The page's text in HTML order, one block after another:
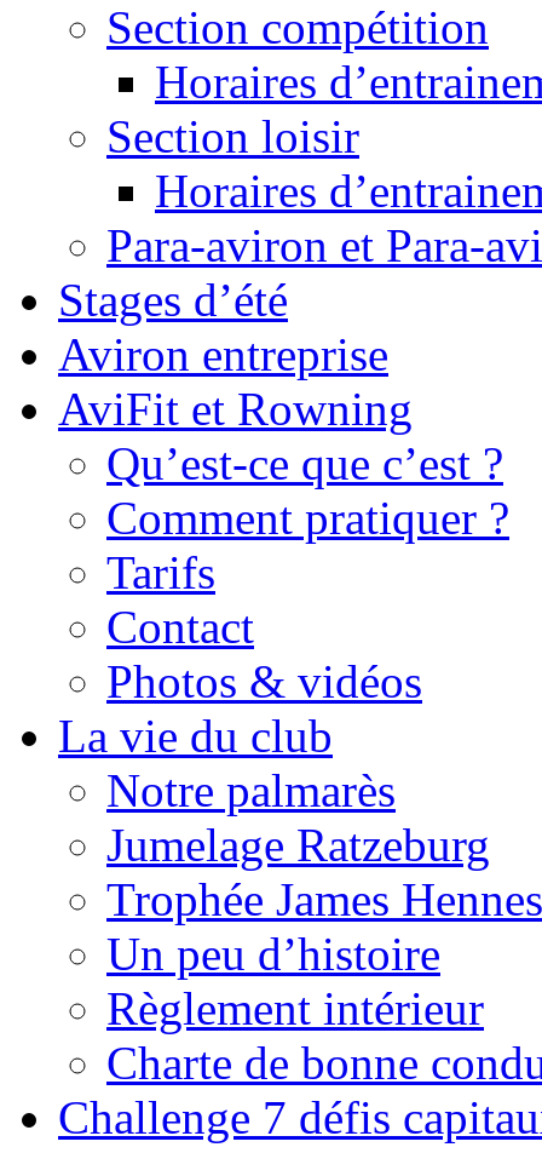
Section compétition
Horaires
Section loisir
Horaires
Para-aviron et Para-
Stages d’été
Aviron entreprise
AviFit et Rowning
Qu’est-ce que c’est ?
Comment pratiquer ?
Tarifs
Contact
Photos & vidéos
La vie du club
Notre palmarès
Jumelage Ratzeburg
Trophée James
Un peu d’histoire
Règlement intérieur
Charte de bonne
Challenge 7 défis